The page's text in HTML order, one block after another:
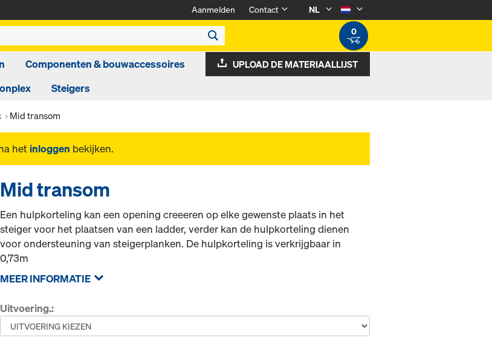
Aanmelden Contact
NL
0
Componenten & bouwaccessoires
Steigers
UPLOAD DE MATERIAALLIJST
Mid transom
het inloggen bekijken.
Mid transom
Een hulpkorteling kan een opening creeeren op elke gewenste plaats in het
steiger voor het plaatsen van een ladder, verder kan de hulpkorteling dienen
voor ondersteuning van steigerplanken. De hulpkorteling is verkrijgbaar in
0,73m
MEER INFORMATIE
Uitvoering.: